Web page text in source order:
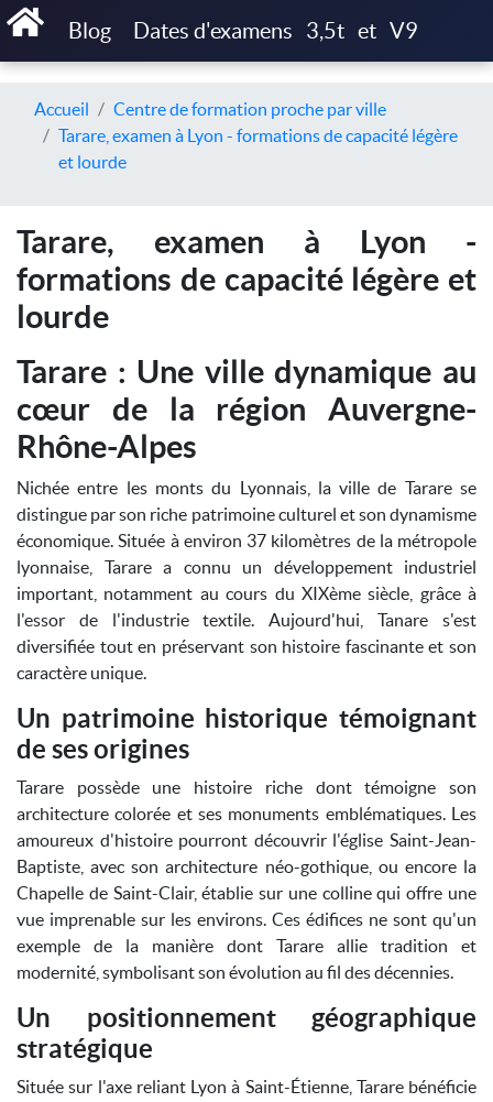
Blog Dates d'examens 3,5t et V9
Accueil
Centre de formation proche par ville
Tarare, examen à Lyon - formations de capacité légère
et lourde
Tarare, examen à Lyon -
formations de capacité légère et
lourde
Tarare : Une ville dynamique au
cœur de la région Auvergne-
Rhône-Alpes
Nichée entre les monts du Lyonnais, la ville de Tarare se
distingue par son riche patrimoine culturel et son dynamisme
économique. Située à environ 37 kilomètres de la métropole
lyonnaise, Tarare a connu un développement industriel
important, notamment au cours du XIXème siècle, grâce à
l'essor de l'industrie textile. Aujourd'hui, Tanare s'est
diversifiée tout en préservant son histoire fascinante et son
caractère unique.
Un patrimoine historique témoignant
de ses origines
Tarare possède une histoire riche dont témoigne son
architecture colorée et ses monuments emblématiques. Les
amoureux d'histoire pourront découvrir l'église Saint-Jean-
Baptiste, avec son architecture néo-gothique, ou encore la
Chapelle de Saint-Clair, établie sur une colline qui offre une
vue imprenable sur les environs. Ces édifices ne sont qu'un
exemple de la manière dont Tarare allie tradition et
modernité, symbolisant son évolution au fil des décennies.
Un positionnement géographique
stratégique
Située sur l'axe reliant Lyon à Saint-Étienne, Tarare bénéficie